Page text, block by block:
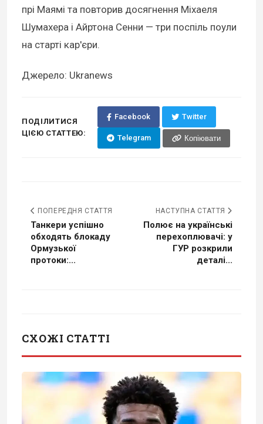
прі Маямі та повторив досягнення Міхаеля
Шумахера і Айртона Сенни — три поспіль поули
на старті кар'єри.
Джерело: Ukranews
ПОДІЛИТИСЯ
ЦІЄЮ СТАТТЕЮ:
Facebook Twitter
Telegram Копіювати
ПОПЕРЕДНЯ СТАТТЯ
Танкери успішно
обходять блокаду
Ормузької
протоки:...
НАСТУПНА СТАТТЯ
Полює на українські
перехоплювачі: у
ГУР розкрили
деталі...
СХОЖІ СТАТТІ